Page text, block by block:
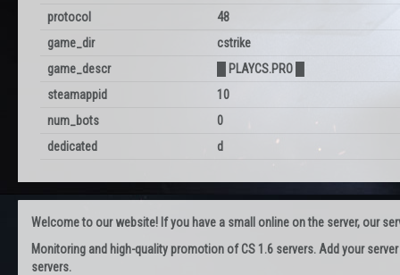
protocol
48
game_dir
cstrike
game_descr
█ PLAYCS.PRO █
steamappid
10
num_bots
0
dedicated
d
Welcome to our website! If you have a small online on the server, our
Monitoring and high-quality promotion of CS 1.6 servers. Add your
servers.